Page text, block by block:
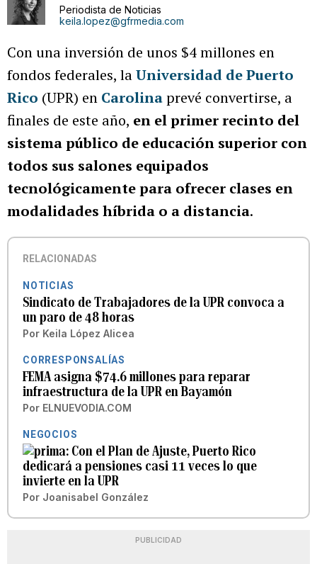
Periodista de Noticias
keila.lopez@gfrmedia.com
Con una inversión de unos $4 millones en
fondos federales, laUniversidad de Puerto
Rico (UPR) en Carolinaprevé convertirse, a
finales de este año, en el primer recinto del
sistema público de educación superior con
todos sus salones equipados
tecnológicamente para ofrecer clases en
modalidades híbrida o a distancia.
RELACIONADAS
NOTICIAS
Sindicato de Trabajadores de la UPR convoca a
un paro de 48 horas
Por Keila López Alicea
CORRESPONSALÍAS
FEMA asigna $74.6 millones para reparar
infraestructura de la UPR en Bayamón
Por ELNUEVODIA.COM
NEGOCIOS
Con el Plan de Ajuste, Puerto Rico
dedicará a pensiones casi 11 veces lo que
invierte en la UPR
Por Joanisabel González
PUBLICIDAD